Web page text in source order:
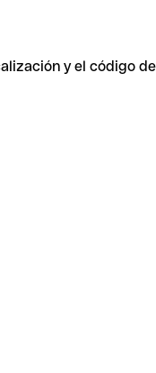
y el código